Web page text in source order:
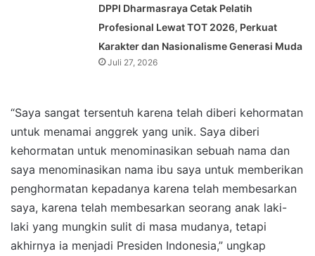
DPPI Dharmasraya Cetak Pelatih
Profesional Lewat TOT 2026, Perkuat
Karakter dan Nasionalisme Generasi Muda
Juli 27, 2026
“Saya sangat tersentuh karena telah diberi kehormatan
untuk menamai anggrek yang unik. Saya diberi
kehormatan untuk menominasikan sebuah nama dan
saya menominasikan nama ibu saya untuk memberikan
penghormatan kepadanya karena telah membesarkan
saya, karena telah membesarkan seorang anak laki-
laki yang mungkin sulit di masa mudanya, tetapi
akhirnya ia menjadi Presiden Indonesia,” ungkap